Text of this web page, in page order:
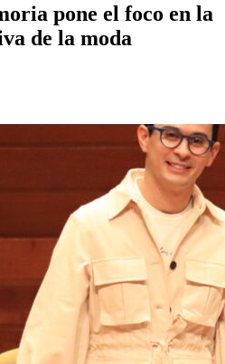
pone el foco en la
de la moda